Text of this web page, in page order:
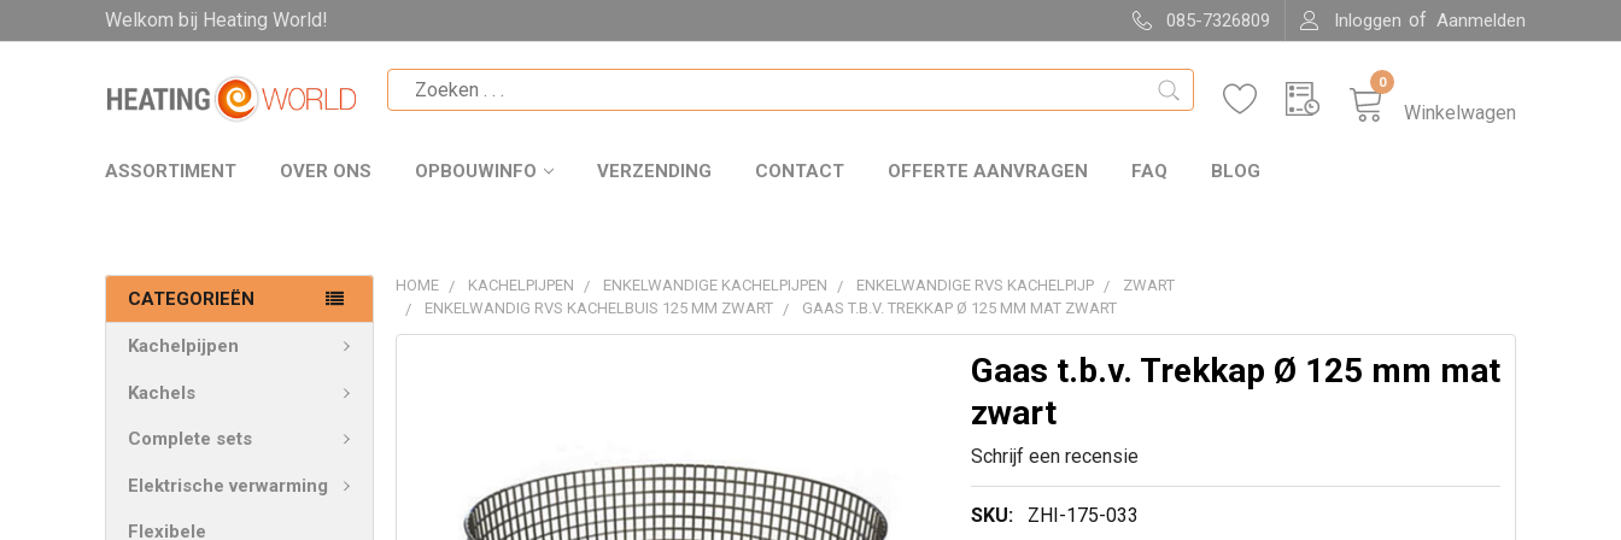
Welkom bij Heating World! 085-7326809 Inloggen of Aanmelden
Winkelwagen
0
ASSORTIMENT OVER ONS OPBOUWINFO VERZENDING CONTACT OFFERTE AANVRAGEN FAQ BLOG
CATEGORIEËN
Kachelpijpen
Kachels
Complete sets
Elektrische verwarming
Flexibele
HOME KACHELPIJPEN ENKELWANDIGE KACHELPIJPEN ENKELWANDIGE RVS KACHELPIJP
ZWART
ENKELWANDIG RVS KACHELBUIS 125 MM ZWART
GAAS T.B.V. TREKKAP Ø 125 MM MAT ZWART
Gaas t.b.v. Trekkap Ø 125 mm mat
zwart
Schrijf een recensie
SKU: ZHI-175-033